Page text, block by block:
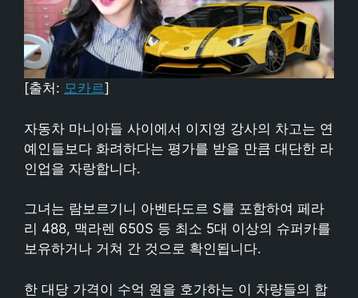
[출처: 모카르]
자동차 마니아들 사이에서 이지영 강사의 차고는 연
예인들보다 화려하다는 평가를 받을 만큼 대단한 라
인업을 자랑합니다.
그녀는 람보르기니 아벤타도르 S를 포함하여 페라
리 488, 맥라렌 650S 등 최소 5대 이상의 슈퍼카를
보유하거나 거쳐 간 것으로 확인됩니다.
한 대당 가격이 수억 원을 호가하는 이 차량들의 합